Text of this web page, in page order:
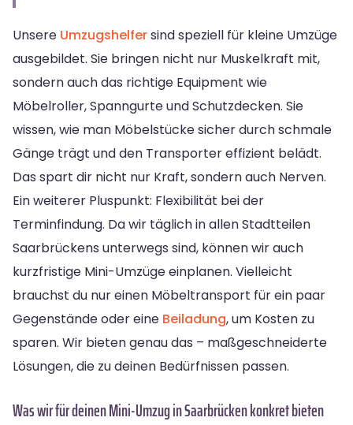
Unsere Umzugshelfersind speziell für kleine Umzüge
ausgebildet. Sie bringen nicht nur Muskelkraft mit,
sondern auch das richtige Equipment wie
Möbelroller, Spanngurte und Schutzdecken. Sie
wissen, wie man Möbelstücke sicher durch schmale
Gänge trägt und den Transporter effizient belädt.
Das spart dir nicht nur Kraft, sondern auch Nerven.
Ein weiterer Pluspunkt: Flexibilität bei der
Terminfindung. Da wir täglich in allen Stadtteilen
Saarbrückens unterwegs sind, können wir auch
kurzfristige Mini-Umzüge einplanen. Vielleicht
brauchst du nur einen Möbeltransport für ein paar
Gegenstände oder eine Beiladung, um Kosten zu
sparen. Wir bieten genau das – maßgeschneiderte
Lösungen, die zu deinen Bedürfnissen passen.
Was wir für deinen Mini-Umzug in Saarbrücken konkret bieten